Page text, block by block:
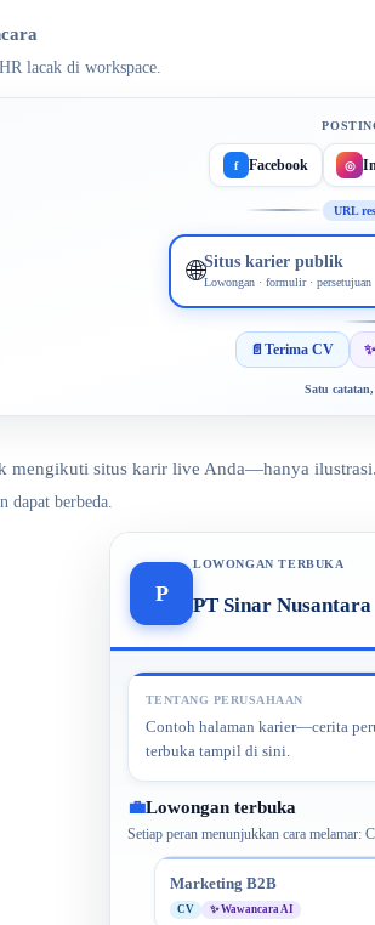
lacak di workspace.
f Facebook ◎
URL
🌐Situs karier publik
Lowongan · formulir · persetujuan
📄Terima CV ✨
Satu
mengikuti situs karir live Anda—hanya ilustrasi.
dapat berbeda.
P
LOWONGAN TERBUKA
PT Sinar Nusantara
TENTANG PERUSAHAAN
Contoh halaman karier—cerita
terbuka tampil di sini.
💼Lowongan terbuka
Setiap peran menunjukkan cara melamar:
Marketing B2B
CV ✨Wawancara AI